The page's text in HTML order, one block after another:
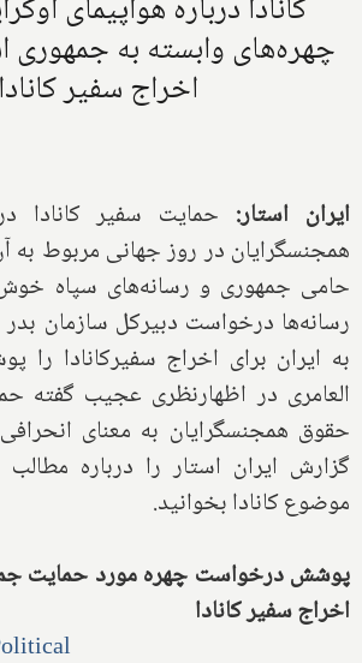
کانادا درباره هواپیمای
چهره‌های وابسته به جمهوری
اخراج سفیر
ایران استار: حمایت سفیر کانادا
همجنسگرایان در روز جهانی مربوط به
حامی جمهوری و رسانه‌های سپاه
رسانه‌ها درخواست دبیرکل سازمان بدر
به ایران برای اخراج سفیرکانادا را
العامری در اظهارنظری عجیب گفته
حقوق همجنسگرایان به معنای
گزارش ایران استار را درباره مطالب
موضوع کانادا بخوانید.
پوشش درخواست چهره مورد حمایت
اخراج سفیر کانادا